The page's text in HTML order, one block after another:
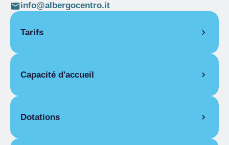
info@albergocentro.it
Tarifs
Saison unique
Capacité d'accueil
Lits
Dotations